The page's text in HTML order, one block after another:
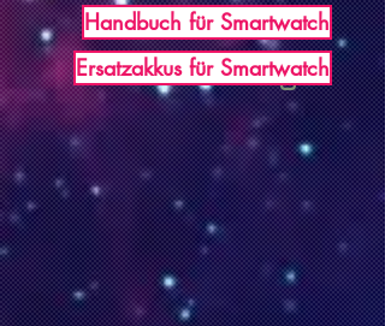
USB Germany
Handbuch für Smartwatch
Ersatzakkus für Smartwatch